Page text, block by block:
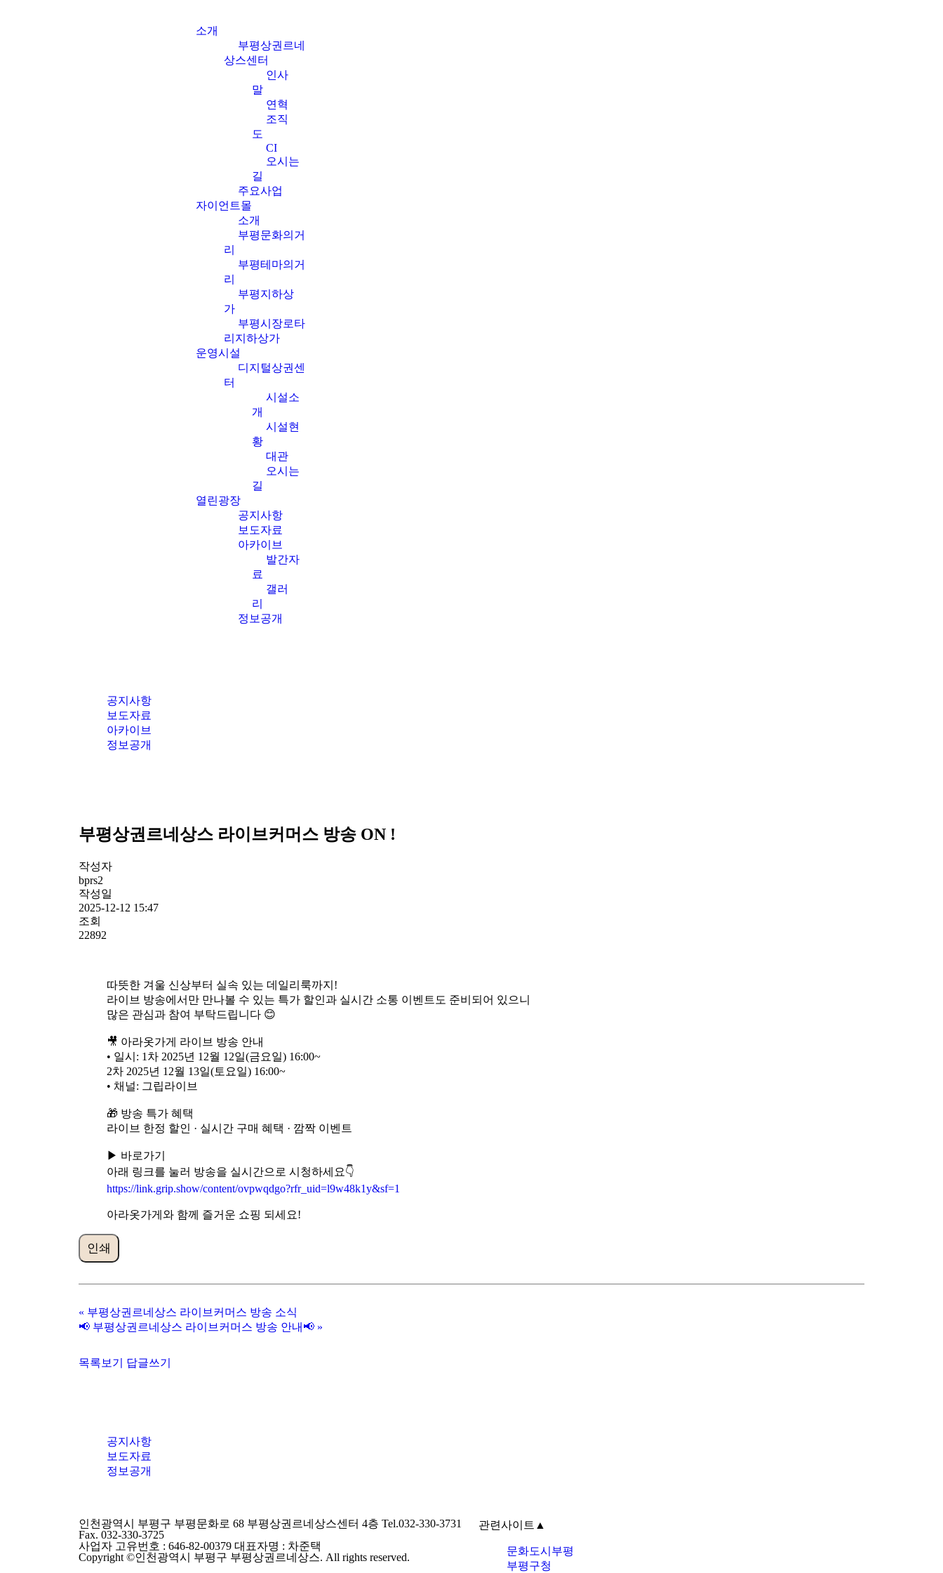
소개
부평상권르네
상스센터
인사
말
연혁
조직
도
CI
오시는
길
주요사업
자이언트몰
소개
부평문화의거
리
부평테마의거
리
부평지하상
가
부평시장로타
리지하상가
운영시설
디지털상권센
터
시설소
개
시설현
황
대관
오시는
길
열린광장
공지사항
보도자료
아카이브
발간자
료
갤러
리
정보공개
공지사항
보도자료
아카이브
정보공개
부평상권르네상스 라이브커머스 방송 ON !
작성자
bprs2
작성일
2025-12-12 15:47
조회
22892
따뜻한 겨울 신상부터 실속 있는 데일리룩까지!
라이브 방송에서만 만나볼 수 있는 특가 할인과 실시간 소통 이벤트도 준비되어 있으니
많은 관심과 참여 부탁드립니다 😊
🎥 아라옷가게 라이브 방송 안내
• 일시: 1차 2025년 12월 12일(금요일) 16:00~
2차 2025년 12월 13일(토요일) 16:00~
• 채널: 그립라이브
🎁 방송 특가 혜택
라이브 한정 할인 · 실시간 구매 혜택 · 깜짝 이벤트
▶ 바로가기
아래 링크를 눌러 방송을 실시간으로 시청하세요👇
https://link.grip.show/content/ovpwqdgo?rfr_uid=l9w48k1y&sf=1
아라옷가게와 함께 즐거운 쇼핑 되세요!
인쇄
« 부평상권르네상스 라이브커머스 방송 소식
📢 부평상권르네상스 라이브커머스 방송 안내📢 »
목록보기 답글쓰기
공지사항
보도자료
정보공개
인천광역시 부평구 부평문화로 68 부평상권르네상스센터 4층 Tel.032-330-3731
Fax. 032-330-3725
사업자 고유번호 : 646-82-00379 대표자명 : 차준택
Copyright ©인천광역시 부평구 부평상권르네상스. All rights reserved.
관련사이트 ▲
문화도시부평
부평구청